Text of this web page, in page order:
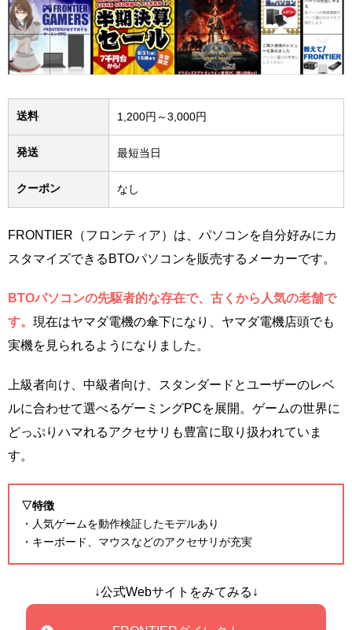
送料 1,200円～3,000円
発送 最短当日
クーポン なし
FRONTIER（フロンティア）は、パソコンを自分好みにカ
スタマイズできるBTOパソコンを販売するメーカーです。
BTOパソコンの先駆者的な存在で、古くから人気の老舗で
す。 現在はヤマダ電機の傘下になり、ヤマダ電機店頭でも
実機を見られるようになりました。
上級者向け、中級者向け、スタンダードとユーザーのレベ
ルに合わせて選べるゲーミングPCを展開。ゲームの世界に
どっぷりハマれるアクセサリも豊富に取り扱われていま
す。
▽特徴
・人気ゲームを動作検証したモデルあり
・キーボード、マウスなどのアクセサリが充実
↓公式Webサイトをみてみる↓